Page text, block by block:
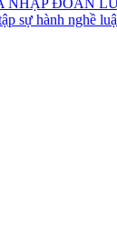
sự hành nghề